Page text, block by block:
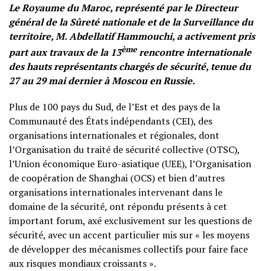
Le Royaume du Maroc, représenté par le Directeur
général de la Sûreté nationale et de la Surveillance du
territoire, M. Abdellatif Hammouchi, a activement pris
part aux travaux de la 13èmerencontre internationale
des hauts représentants chargés de sécurité, tenue du
27 au 29 mai dernier à Moscou en Russie.
Plus de 100 pays du Sud, de l’Est et des pays de la
Communauté des États indépendants (CEI), des
organisations internationales et régionales, dont
l’Organisation du traité de sécurité collective (OTSC),
l’Union économique Euro-asiatique (UEE), l’Organisation
de coopération de Shanghai (OCS) et bien d’autres
organisations internationales intervenant dans le
domaine de la sécurité, ont répondu présents à cet
important forum, axé exclusivement sur les questions de
sécurité, avec un accent particulier mis sur « les moyens
de développer des mécanismes collectifs pour faire face
aux risques mondiaux croissants ».